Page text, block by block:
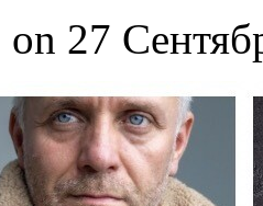
on 27